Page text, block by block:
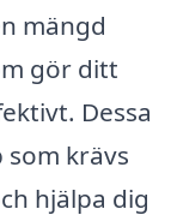
mängd
gör ditt
Dessa
krävs
hjälpa dig